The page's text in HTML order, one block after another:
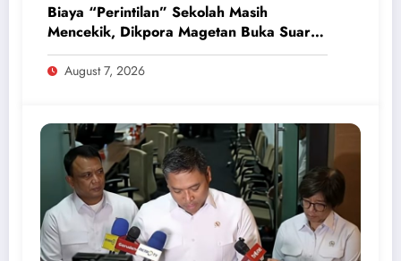
Biaya “Perintilan” Sekolah Masih
Mencekik, Dikpora Magetan Buka Suara
Soal Polemik Seragam dan Modul
August 7, 2026